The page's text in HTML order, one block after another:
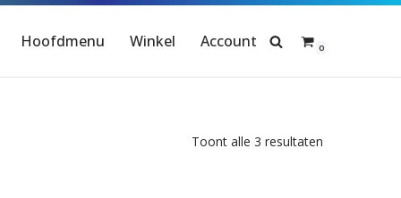
Hoofdmenu Winkel Account 0
Toont alle 3 resultaten